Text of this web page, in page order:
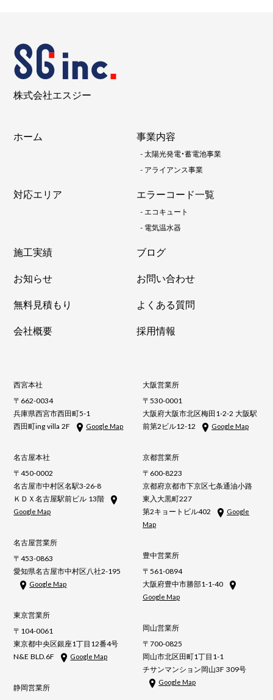
株式会社エスジー
ホーム 事業内容
-太陽光発電・蓄電池事業
- アライアンス事業
対応エリア エラーコード一覧
-エコキュート
- 電気温水器
施工実績
ブログ
お知らせ
お問い合わせ
無料見積もり
よくある質問
会社概要
採用情報
西宮本社
〒662-0034
兵庫県西宮市西田町5-1
西田町ing villa 2F
Google Map
名古屋本社
〒450-0002
名古屋市中村区名駅3-26-8
ＫＤＸ名古屋駅前ビル 13階
Google Map
名古屋営業所
〒453-0863
愛知県名古屋市中村区八社2-195
Google Map
東京営業所
〒104-0061
東京都中央区銀座1丁目12番4号
N&E BLD.6F
Google Map
静岡営業所
大阪営業所
〒530-0001
大阪府大阪市北区梅田1-2-2 大阪駅
前第2ビル12-12
Google Map
京都営業所
〒600-8223
京都府京都市下京区七条通油小路
東入大黒町227
第2キョートビル402
Google
Map
豊中営業所
〒561-0894
大阪府豊中市勝部1-1-40
Google Map
岡山営業所
〒700-0825
岡山市北区田町1丁目1-1
チサンマンション岡山3F 309号
Google Map